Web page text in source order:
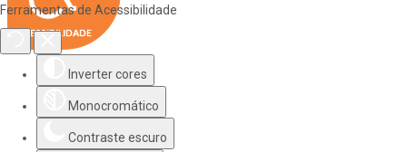
Ferramentas de Acessibilidade
Inverter cores
Monocromático
Contraste escuro